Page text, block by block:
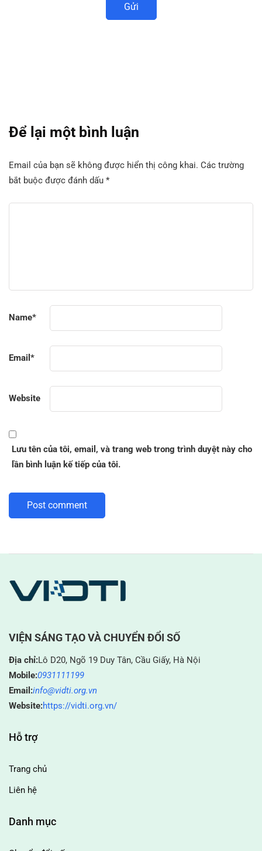
Để lại một bình luận
Email của bạn sẽ không được hiển thị công khai. Các trường
bắt buộc được đánh dấu *
Name*
Email *
Website
Lưu tên của tôi, email, và trang web trong trình duyệt này cho
lần bình luận kế tiếp của tôi.
VIỆN SÁNG TẠO VÀ CHUYỂN ĐỔI SỐ
Địa chỉ:Lô D20, Ngõ 19 Duy Tân, Cầu Giấy, Hà Nội
Mobile:0931111199
Email:info@vidti.org.vn
Website:https://vidti.org.vn/
Hỗ trợ
Trang chủ
Liên hệ
Danh mục